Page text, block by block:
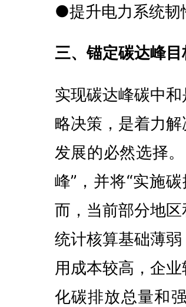
●提升电力系统韧
三、锚定碳达峰目
实现碳达峰碳中
略决策，是着力
发展的必然选择
峰”，并将“实施
而，当前部分地
统计核算基础薄
用成本较高，企
化碳排放总量和